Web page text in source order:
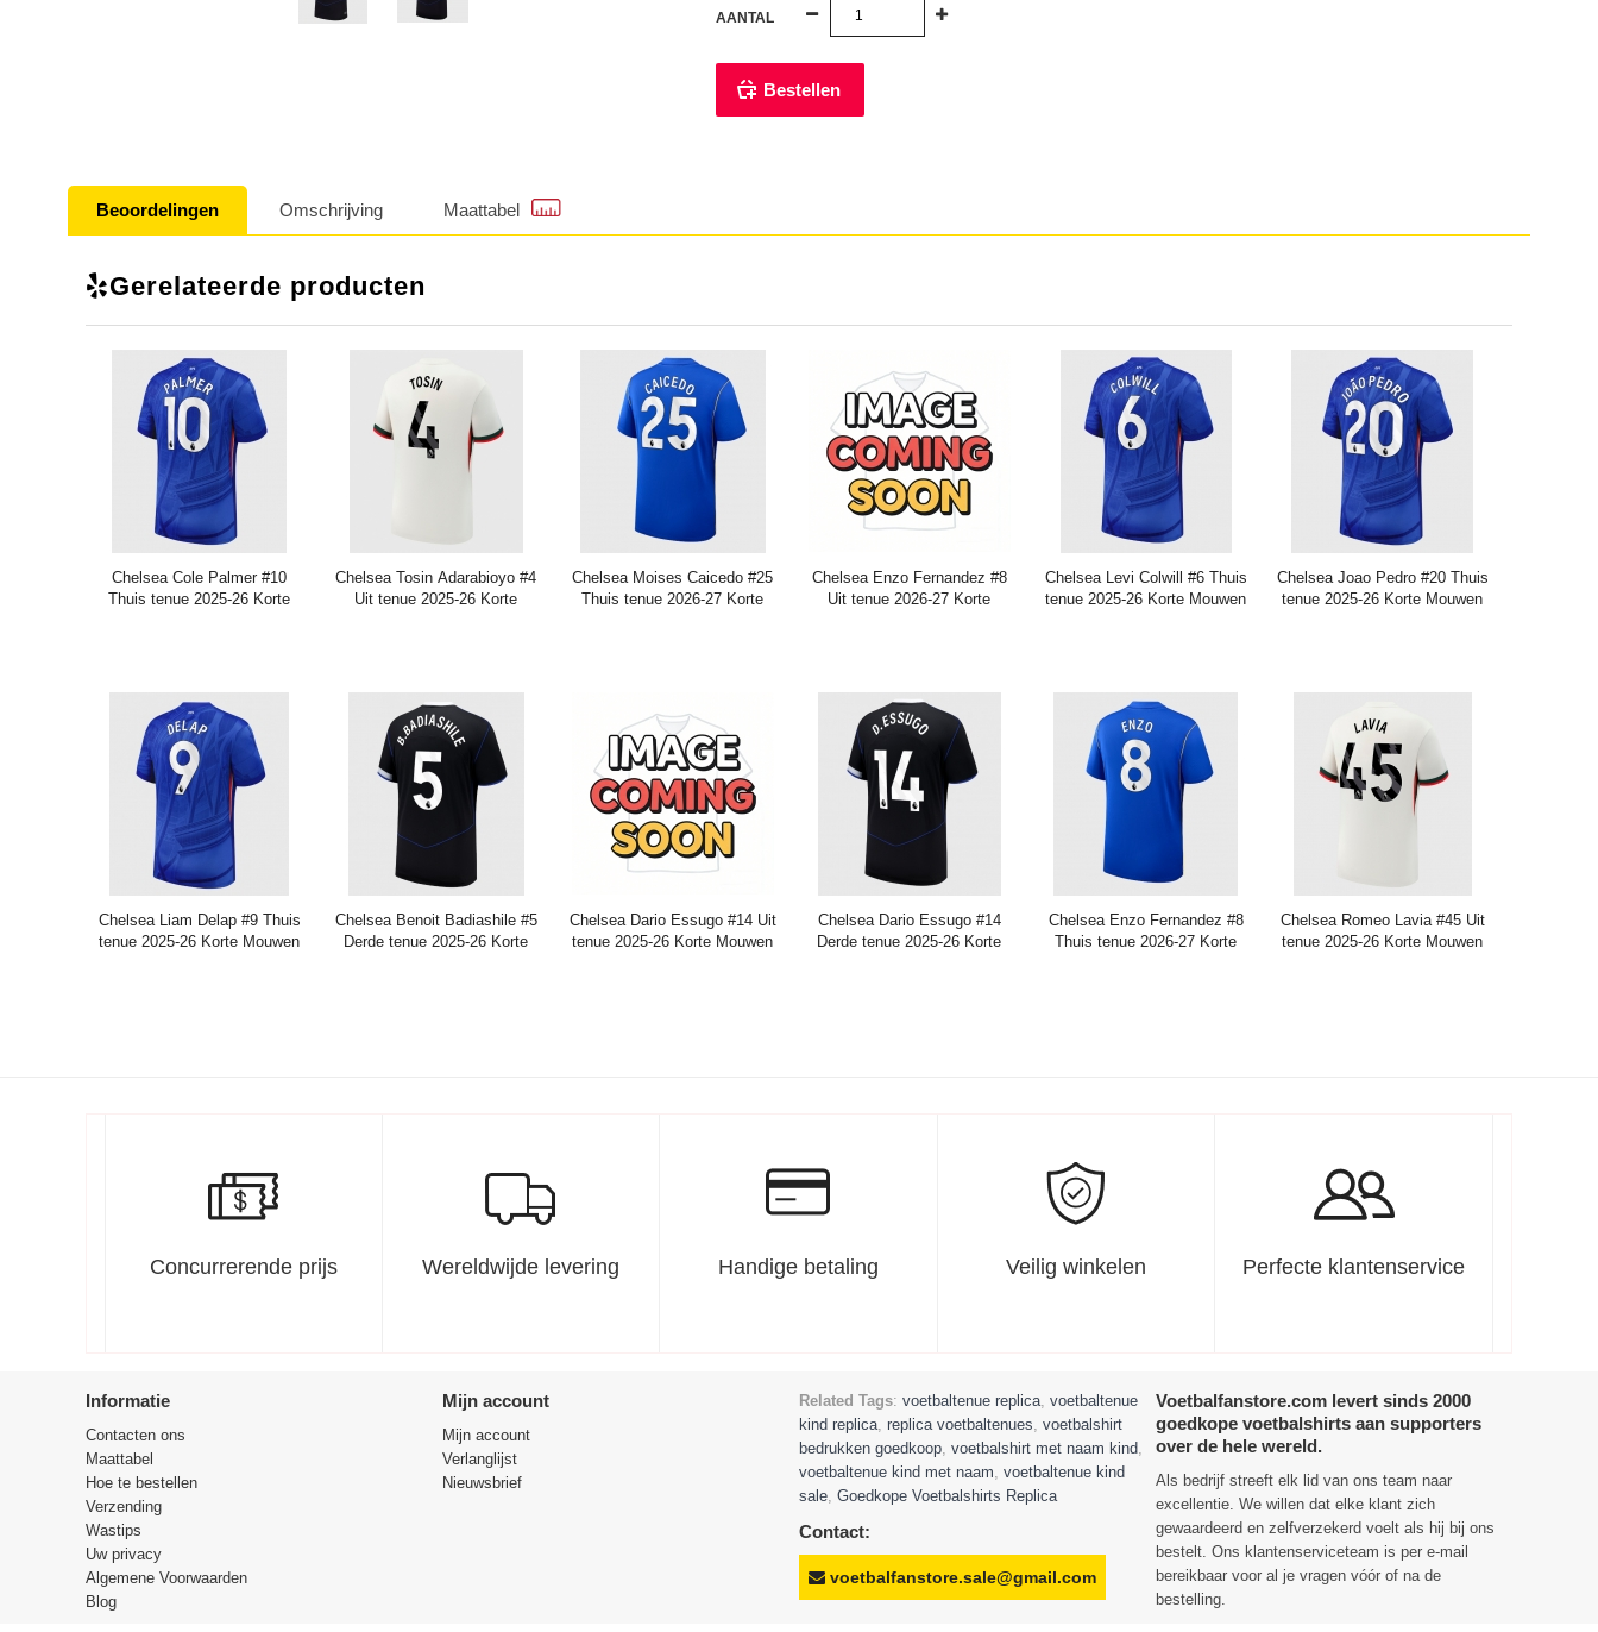
AANTAL
Beoordelingen Omschrijving Maattabel
Gerelateerde producten
Chelsea Cole Palmer #10
Thuis tenue 2025-26 Korte
Chelsea Tosin Adarabioyo #4
Uit tenue 2025-26 Korte
Chelsea Moises Caicedo #25
Thuis tenue 2026-27 Korte
Chelsea Enzo Fernandez #8
Uit tenue 2026-27 Korte
Chelsea Levi Colwill #6 Thuis
tenue 2025-26 Korte Mouwen
Chelsea Joao Pedro #20 Thuis
tenue 2025-26 Korte Mouwen
Chelsea Liam Delap #9 Thuis
tenue 2025-26 Korte Mouwen
Chelsea Benoit Badiashile #5
Derde tenue 2025-26 Korte
Chelsea Dario Essugo #14 Uit
tenue 2025-26 Korte Mouwen
Chelsea Dario Essugo #14
Derde tenue 2025-26 Korte
Chelsea Enzo Fernandez #8
Thuis tenue 2026-27 Korte
Chelsea Romeo Lavia #45 Uit
tenue 2025-26 Korte Mouwen
Concurrerende prijs Wereldwijde levering Handige betaling Veilig winkelen Perfecte klantenservice
Informatie
Contacten ons
Maattabel
Hoe te bestellen
Verzending
Wastips
Uw privacy
Algemene Voorwaarden
Blog
Mijn account
Mijn account
Verlanglijst
Nieuwsbrief
Related Tags: voetbaltenue replica, voetbaltenue
kind replica, replica voetbaltenues, voetbalshirt
bedrukken goedkoop, voetbalshirt met naam kind,
voetbaltenue kind met naam, voetbaltenue kind
sale, Goedkope Voetbalshirts Replica
Contact:
voetbalfanstore.sale@gmail.com
Voetbalfanstore.com levert sinds 2000
goedkope voetbalshirts aan supporters
over de hele wereld.
Als bedrijf streeft elk lid van ons team naar
excellentie. We willen dat elke klant zich
gewaardeerd en zelfverzekerd voelt als hij bij ons
bestelt. Ons klantenserviceteam is per e-mail
bereikbaar voor al je vragen vóór of na de
bestelling.